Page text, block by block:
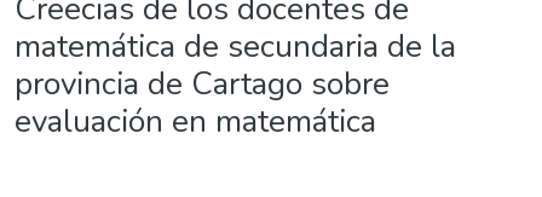
Creecias de los docentes de
matemática de secundaria de la
provincia de Cartago sobre
evaluación en matemática